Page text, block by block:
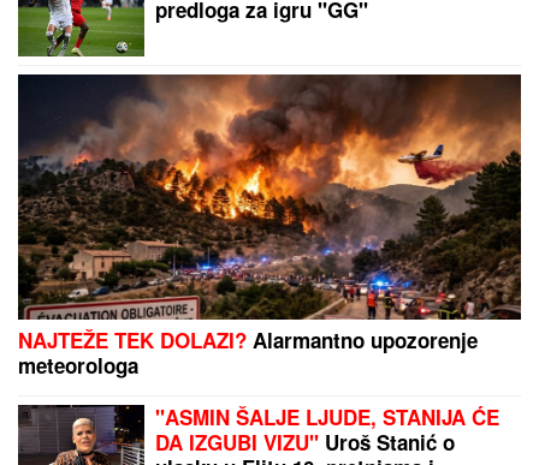
Neverovatan uspeh: Srbija je šampion Evrope!